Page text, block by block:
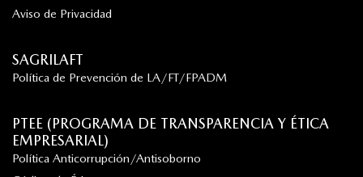
Aviso de Privacidad
SAGRILAFT
Política de Prevención de LA/FT/FPADM
PTEE (PROGRAMA DE TRANSPARENCIA Y ÉTICA
EMPRESARIAL)
Política Anticorrupción/Antisoborno